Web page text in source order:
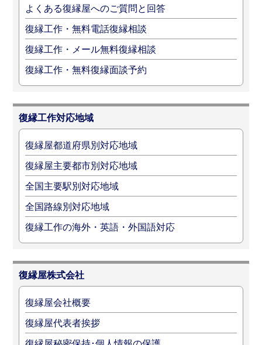
よくある復縁屋へのご質問と回答
復縁工作・無料電話復縁相談
復縁工作・メール無料復縁相談
復縁工作・無料復縁面談予約
復縁工作対応地域
復縁屋都道府県別対応地域
復縁屋主要都市別対応地域
全国主要駅別対応地域
全国路線別対応地域
復縁工作の海外・英語・外国語対応
復縁屋株式会社
復縁屋会社概要
復縁屋代表者挨拶